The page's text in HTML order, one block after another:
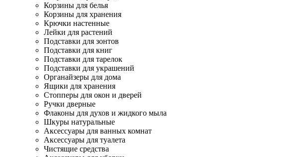
Корзины для белья
Корзины для хранения
Крючки настенные
Лейки для растений
Подставки для зонтов
Подставки для книг
Подставки для тарелок
Подставки для украшений
Органайзеры для дома
Ящики для хранения
Стопперы для окон и дверей
Ручки дверные
Флаконы для духов и жидкого мыла
Шкуры натуральные
Аксессуары для ванных комнат
Аксессуары для туалета
Чистящие средства